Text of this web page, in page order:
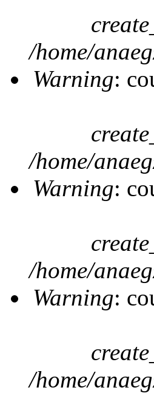
/home/
Warning:
/home/
Warning:
/home/
Warning:
/home/